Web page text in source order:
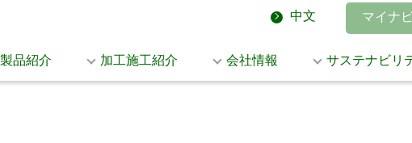
中文 マイナ
製品紹介 加工施工紹介 会社情報 サステナビリ